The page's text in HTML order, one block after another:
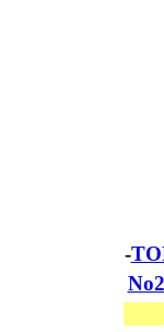
-
No2